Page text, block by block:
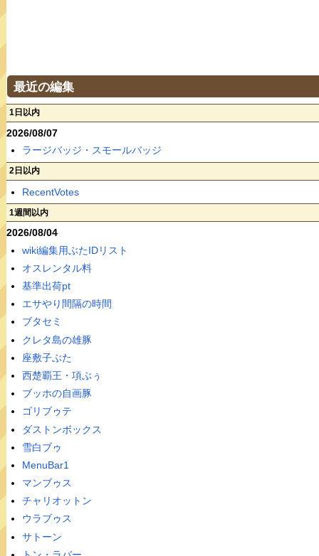
最近の編集
1日以内
2026/08/07
ラージバッジ・スモールバッジ
2日以内
RecentVotes
1週間以内
2026/08/04
wiki編集用ぶたIDリスト
オスレンタル料
基準出荷pt
エサやり間隔の時間
ブタセミ
クレタ島の雄豚
座敷子ぶた
西楚覇王・項ぶぅ
ブッホの自画豚
ゴリブゥテ
ダストンボックス
雪白ブゥ
MenuBar1
マンブゥス
チャリオットン
ウラブゥス
サトーン